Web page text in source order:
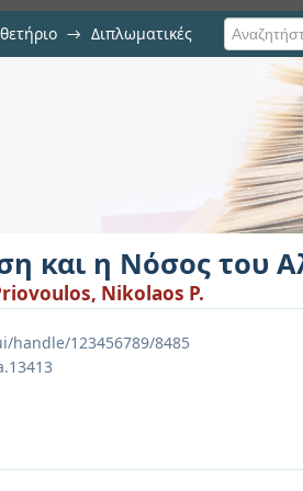
→ Διπλωματικές
Αλτσχάιμερ
και η Νόσος του
Nikolaos P.
123456789/8485